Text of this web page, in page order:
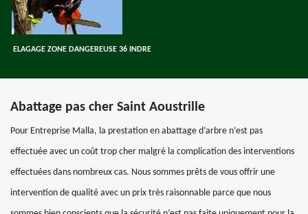
ELAGAGE ZONE DANGEREUSE 36 INDRE
Abattage pas cher Saint Aoustrille
Pour Entreprise Malla, la prestation en abattage d’arbre n’est pas
effectuée avec un coût trop cher malgré la complication des interventions
effectuées dans nombreux cas. Nous sommes prêts de vous offrir une
intervention de qualité avec un prix très raisonnable parce que nous